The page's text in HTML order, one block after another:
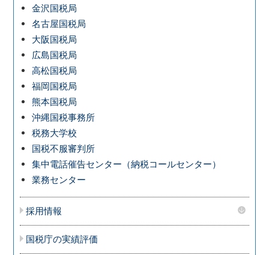
金沢国税局
名古屋国税局
大阪国税局
広島国税局
高松国税局
福岡国税局
熊本国税局
沖縄国税事務所
税務大学校
国税不服審判所
集中電話催告センター（納税コールセンター）
業務センター
採用情報
国税庁の実績評価